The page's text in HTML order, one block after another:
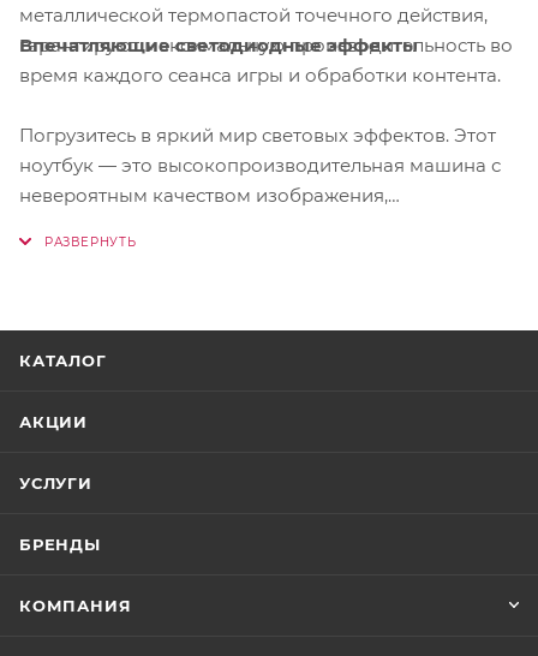
металлической термопастой точечного действия,
гарантируют максимальную производительность во
время каждого сеанса игры и обработки контента.
Впечатляющие светодиодные эффекты
Погрузитесь в яркий мир световых эффектов. Этот
ноутбук — это высокопроизводительная машина с
невероятным качеством изображения,
КАТАЛОГ
АКЦИИ
УСЛУГИ
БРЕНДЫ
КОМПАНИЯ